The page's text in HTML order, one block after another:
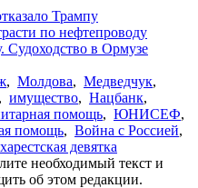
Трампу
по нефтепроводу
Судоходство в Ормузе
, Молдова, Медведчук,
, имущество, Нацбанк,
помощь, ЮНИСЕФ,
помощь, Война с Россией,
девятка
необходимый текст и
об этом редакции.